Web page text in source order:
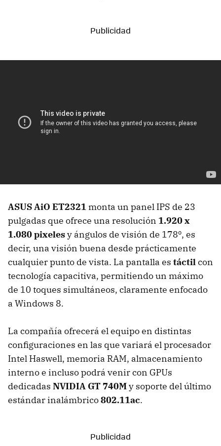
ASUS AiO ET2321 monta un panel IPS de 23
pulgadas que ofrece una resolución 1.920 x
1.080 pixelesy ángulos de visión de 178º, es
decir, una visión buena desde prácticamente
cualquier punto de vista. La pantalla es táctilcon
tecnología capacitiva, permitiendo un máximo
de 10 toques simultáneos, claramente enfocado
a Windows 8.
La compañía ofrecerá el equipo en distintas
configuraciones en las que variará el procesador
Intel Haswell, memoria RAM, almacenamiento
interno e incluso podrá venir con GPUs
dedicadas NVIDIA GT 740My soporte del último
estándar inalámbrico802.11ac.